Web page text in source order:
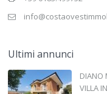
Ultimi annunci
DIANO
VILLA